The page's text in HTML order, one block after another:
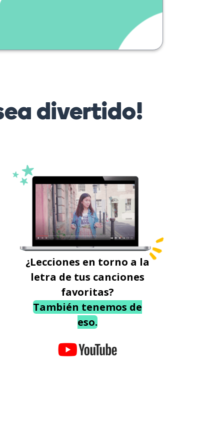
divertido!
¿Lecciones en torno a la
letra de tus canciones
favoritas?
También tenemos de
eso.